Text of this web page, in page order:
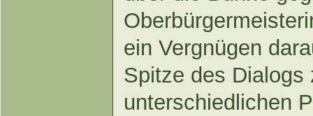
ein Vergnügen
Spitze des Dialogs
unterschiedlichen